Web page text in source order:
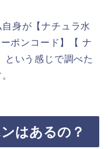
身が【ナチュラ水
ポンコード】【 ナ
という感じで調べた
はあるの？